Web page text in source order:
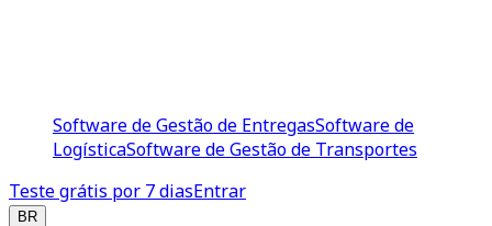
Software de Gestão de EntregasSoftware de
LogísticaSoftware de Gestão de Transportes
Teste grátis por 7 diasEntrar
BR